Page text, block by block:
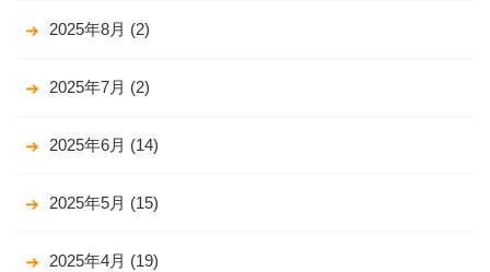
2025年8月 (2)
2025年7月 (2)
2025年6月 (14)
2025年5月 (15)
2025年4月 (19)